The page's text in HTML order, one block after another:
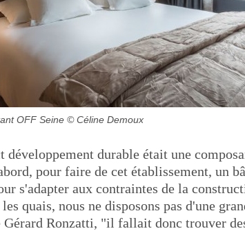
OFF Seine © Céline Demoux
développement durable était une
pour faire de cet établissement, un
s'adapter aux contraintes de la
quais, nous ne disposons pas d'une
Gérard Ronzatti, "il fallait donc trouver